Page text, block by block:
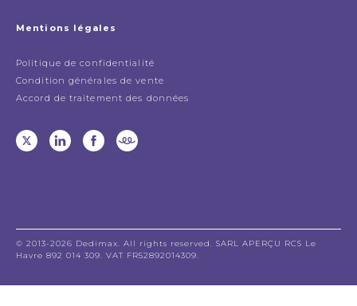
Mentions légales
Politique de confidentialité
Condition générales de vente
Accord de traitement des données
© 2013-2026 Dedimax. All rights reserved. SARL APERÇU RCS Le
Havre 892 014 309. VAT FR52892014309.